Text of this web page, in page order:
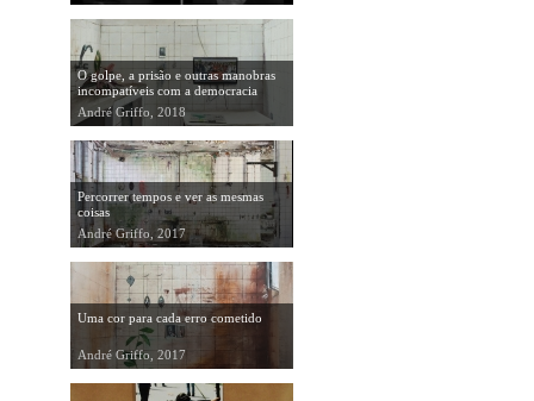
O golpe, a prisão e outras manobras
incompatíveis com a democracia
André Griffo, 2018
Percorrer tempos e ver as mesmas
coisas
André Griffo, 2017
Uma cor para cada erro cometido
André Griffo, 2017